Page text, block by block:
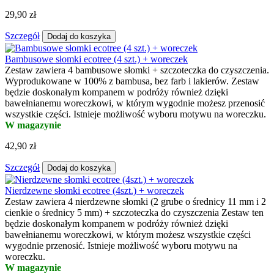
29,90 zł
Szczegół Dodaj do koszyka
Bambusowe słomki ecotree (4 szt.) + woreczek
Zestaw zawiera 4 bambusowe słomki + szczoteczka do czyszczenia.
Wyprodukowane w 100% z bambusa, bez farb i lakierów. Zestaw
będzie doskonałym kompanem w podróży również dzięki
bawełnianemu woreczkowi, w którym wygodnie możesz przenosić
wszystkie części. Istnieje możliwość wyboru motywu na woreczku.
W magazynie
42,90 zł
Szczegół Dodaj do koszyka
Nierdzewne słomki ecotree (4szt.) + woreczek
Zestaw zawiera 4 nierdzewne słomki (2 grube o średnicy 11 mm i 2
cienkie o średnicy 5 mm) + szczoteczka do czyszczenia Zestaw ten
będzie doskonałym kompanem w podróży również dzięki
bawełnianemu woreczkowi, w którym możesz wszystkie części
wygodnie przenosić. Istnieje możliwość wyboru motywu na
woreczku.
W magazynie